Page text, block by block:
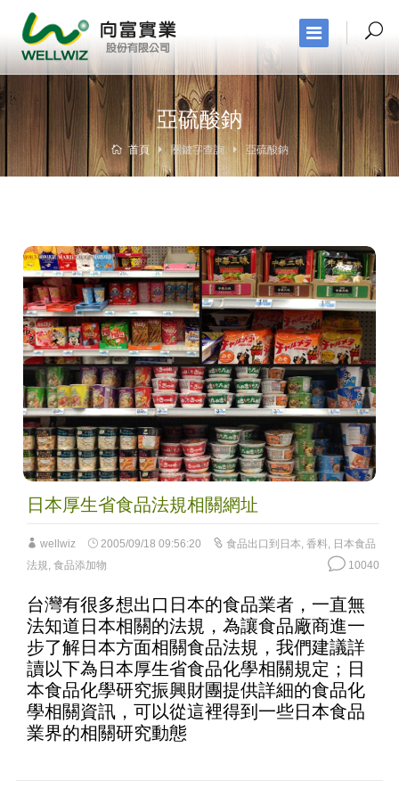
亞硫酸鈉
首頁 關鍵字查詢 亞硫酸鈉
日本厚生省食品法規相關網址
wellwiz 2005/09/18 09:56:20 食品出口到日本, 香料, 日本食品
法規, 食品添加物 10040
台灣有很多想出口日本的食品業者，一直無
法知道日本相關的法規，為讓食品廠商進一
步了解日本方面相關食品法規，我們建議詳
讀以下為日本厚生省食品化學相關規定；日
本食品化學研究振興財團提供詳細的食品化
學相關資訊，可以從這裡得到一些日本食品
業界的相關研究動態